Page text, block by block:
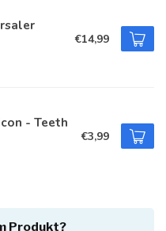
€14,99
- Teeth
€3,99
Produkt?